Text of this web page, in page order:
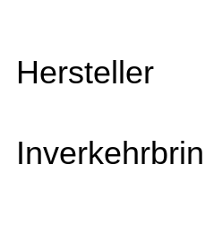
Hersteller